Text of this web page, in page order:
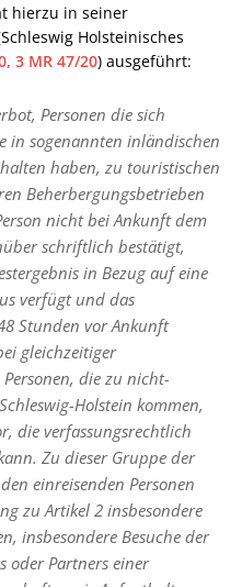
hierzu in seiner
Holsteinisches
3 MR 47/20) ausgeführt:
Personen die sich
in sogenannten inländischen
haben, zu touristischen
Beherbergungsbetrieben
nicht bei Ankunft dem
schriftlich bestätigt,
in Bezug auf eine
verfügt und das
Stunden vor Ankunft
gleichzeitiger
die zu nicht-
Holstein kommen,
die verfassungsrechtlich
Zu dieser Gruppe der
einreisenden Personen
zu Artikel 2 insbesondere
insbesondere Besuche der
oder Partners einer